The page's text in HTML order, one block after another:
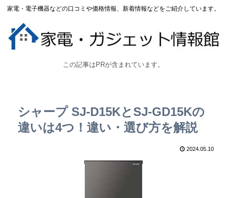
家電・電子機器などの口コミや価格情報、新着情報などをご紹介しています。
この記事はPRが含まれています。
シャープ SJ-D15KとSJ-GD15Kの
違いは4つ！違い・選び方を解説
2024.05.10